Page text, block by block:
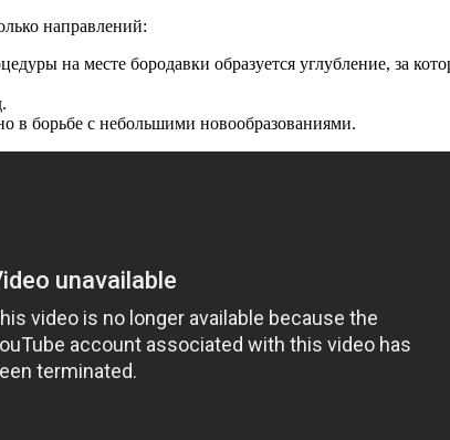
направлений:
на месте бородавки образуется углубление, за
в борьбе с небольшими новообразованиями.